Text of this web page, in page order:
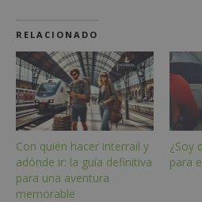
RELACIONADO
Con quién hacer interrail y
adónde ir: la guía definitiva
para una aventura
memorable
¿Soy
para